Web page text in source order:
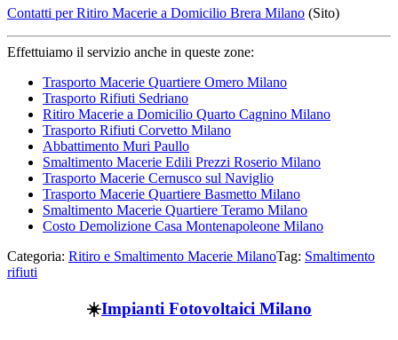
Contatti per Ritiro Macerie a Domicilio Brera Milano (Sito)
Effettuiamo il servizio anche in queste zone:
Trasporto Macerie Quartiere Omero Milano
Trasporto Rifiuti Sedriano
Ritiro Macerie a Domicilio Quarto Cagnino Milano
Trasporto Rifiuti Corvetto Milano
Abbattimento Muri Paullo
Smaltimento Macerie Edili Prezzi Roserio Milano
Trasporto Macerie Cernusco sul Naviglio
Trasporto Macerie Quartiere Basmetto Milano
Smaltimento Macerie Quartiere Teramo Milano
Costo Demolizione Casa Montenapoleone Milano
Categoria: Ritiro e Smaltimento Macerie MilanoTag: Smaltimento
rifiuti
☀️Impianti Fotovoltaici Milano